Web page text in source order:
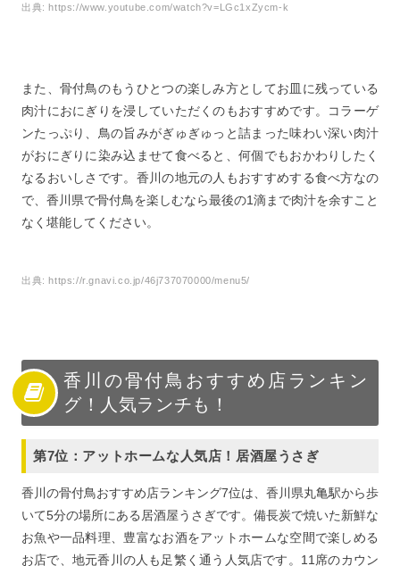
出典:https://www.youtube.com/watch?v=LGc1xZycm-k
また、骨付鳥のもうひとつの楽しみ方としてお皿に残っている
肉汁におにぎりを浸していただくのもおすすめです。コラーゲ
ンたっぷり、鳥の旨みがぎゅぎゅっと詰まった味わい深い肉汁
がおにぎりに染み込ませて食べると、何個でもおかわりしたく
なるおいしさです。香川の地元の人もおすすめする食べ方なの
で、香川県で骨付鳥を楽しむなら最後の1滴まで肉汁を余すこと
なく堪能してください。
出典:https://r.gnavi.co.jp/46j737070000/menu5/
香川の骨付鳥おすすめ店ランキン
グ！人気ランチも！
第7位：アットホームな人気店！居酒屋うさぎ
香川の骨付鳥おすすめ店ランキング7位は、香川県丸亀駅から歩
いて5分の場所にある居酒屋うさぎです。備長炭で焼いた新鮮な
お魚や一品料理、豊富なお酒をアットホームな空間で楽しめる
お店で、地元香川の人も足繁く通う人気店です。11席のカウン